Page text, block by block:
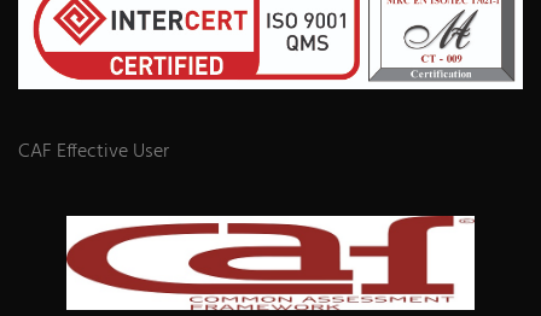
CAF Effective User